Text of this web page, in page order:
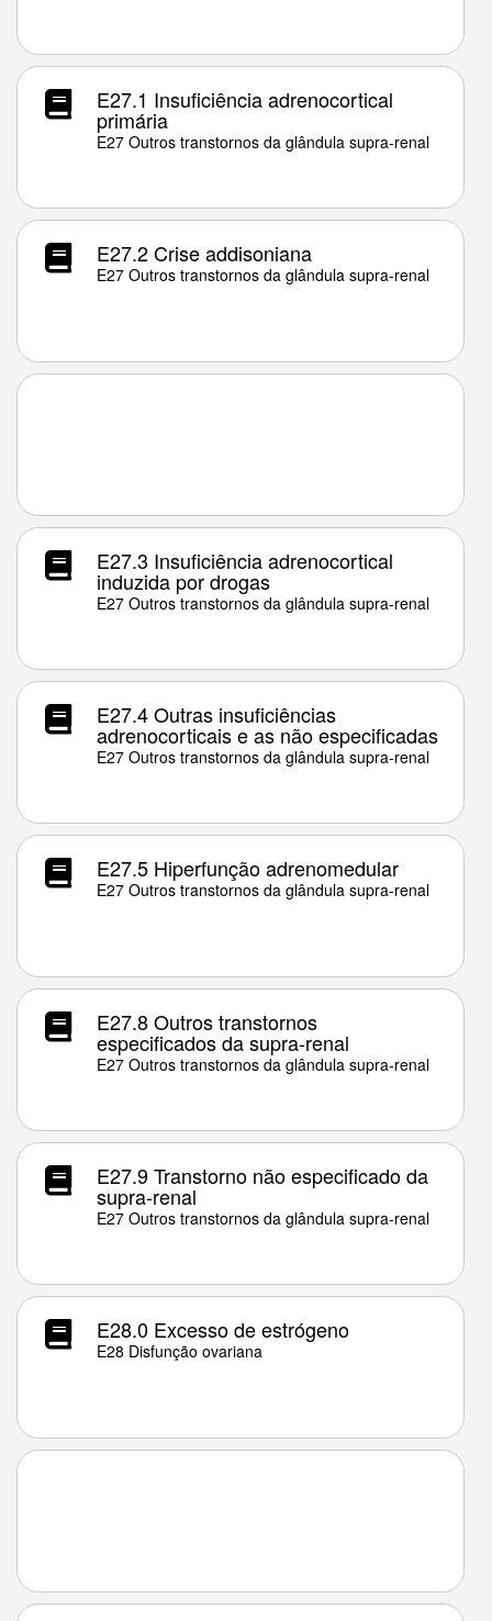
E27.1 Insuficiência adrenocortical
primária
E27 Outros transtornos da glândula supra-renal
E27.2 Crise addisoniana
E27 Outros transtornos da glândula supra-renal
E27.3 Insuficiência adrenocortical
induzida por drogas
E27 Outros transtornos da glândula supra-renal
E27.4 Outras insuficiências
adrenocorticais e as não especificadas
E27 Outros transtornos da glândula supra-renal
E27.5 Hiperfunção adrenomedular
E27 Outros transtornos da glândula supra-renal
E27.8 Outros transtornos
especificados da supra-renal
E27 Outros transtornos da glândula supra-renal
E27.9 Transtorno não especificado da
supra-renal
E27 Outros transtornos da glândula supra-renal
E28.0 Excesso de estrógeno
E28 Disfunção ovariana